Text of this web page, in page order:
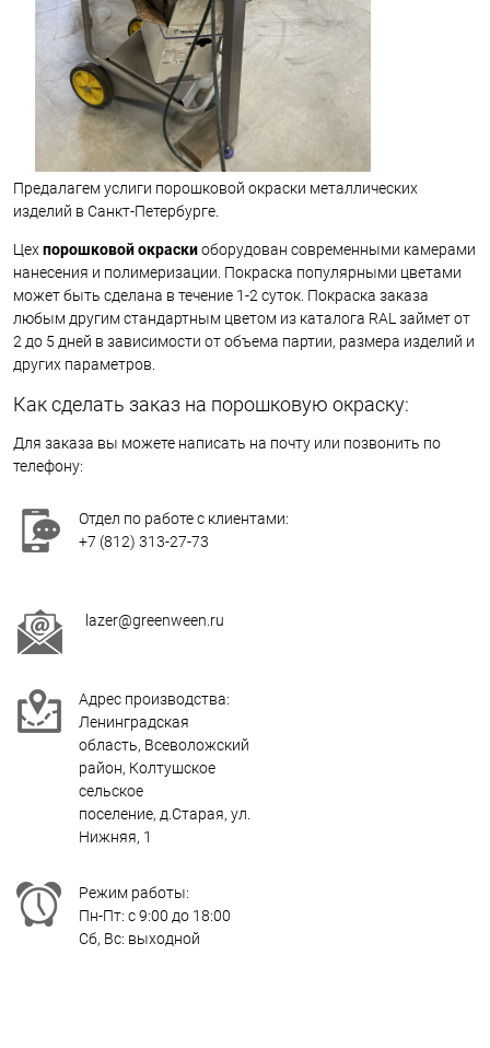
Предалагем услиги порошковой окраски металлических
изделий в Санкт-Петербурге.
Цехпорошковой окраскиоборудован современными камерами
нанесения и полимеризации. Покраска популярными цветами
может быть сделана в течение 1-2 суток. Покраска заказа
любым другим стандартным цветом из каталога RAL займет от
2 до 5 дней в зависимости от объема партии, размера изделий и
других параметров.
Как сделать заказ на порошковую окраску:
Для заказа вы можете написать на почту или позвонить по
телефону:
Отдел по работе с клиентами:
+7 (812) 313-27-73
lazer@greenween.ru
Адрес производства:
Ленинградская
область, Всеволожский
район, Колтушское
сельское
поселение, д.Старая, ул.
Нижняя, 1
Режим работы:
Пн-Пт: с 9:00 до 18:00
Сб, Вс: выходной